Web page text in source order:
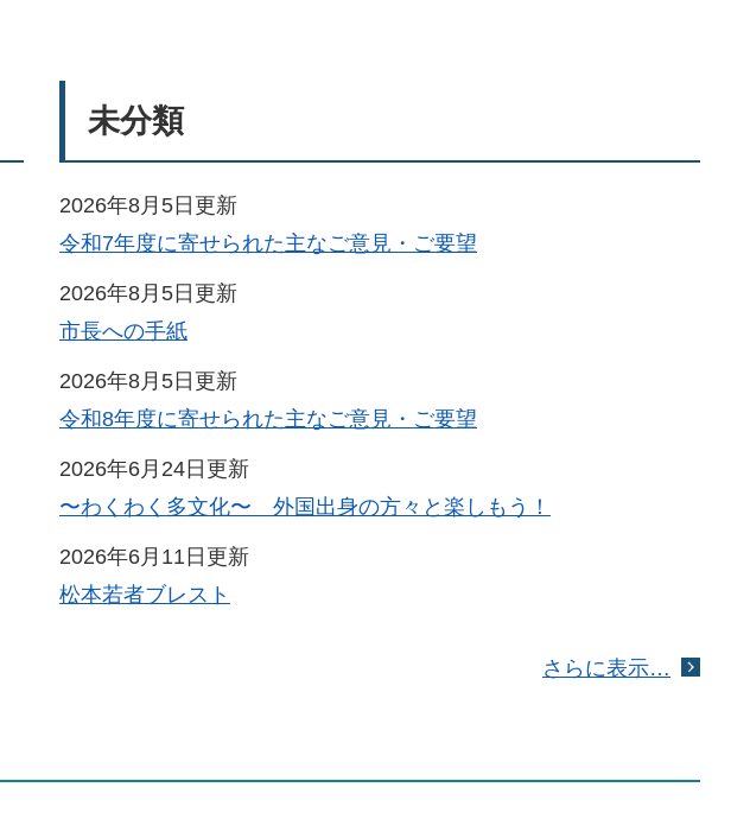
未分類
2026年8月5日更新
令和7年度に寄せられた主なご意見・ご要望
2026年8月5日更新
市長への手紙
2026年8月5日更新
令和8年度に寄せられた主なご意見・ご要望
2026年6月24日更新
〜わくわく多文化〜 外国出身の方々と楽しもう！
2026年6月11日更新
松本若者ブレスト
さらに表示…